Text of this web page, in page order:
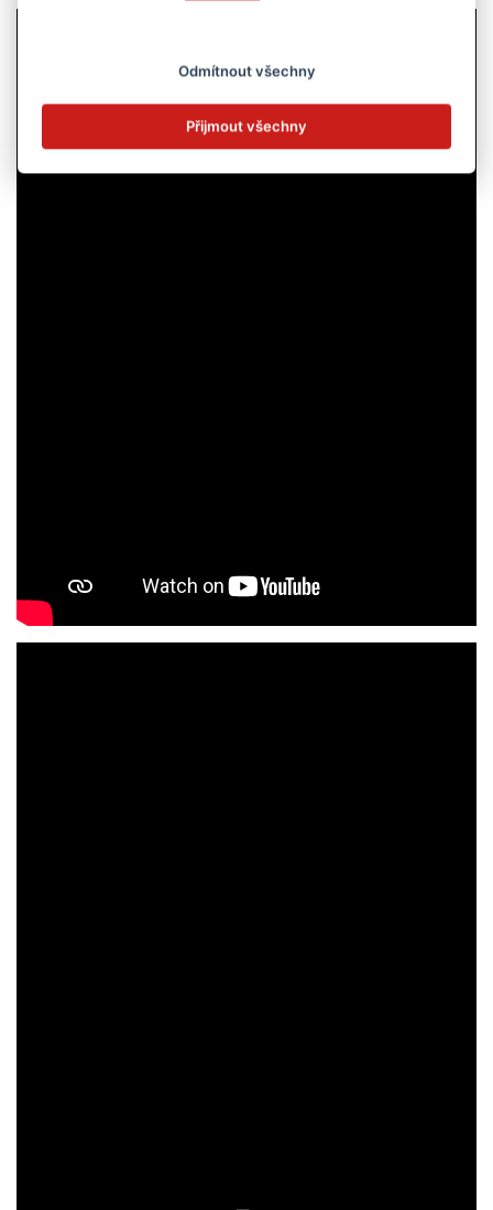
Odmítnout všechny
Přijmout všechny